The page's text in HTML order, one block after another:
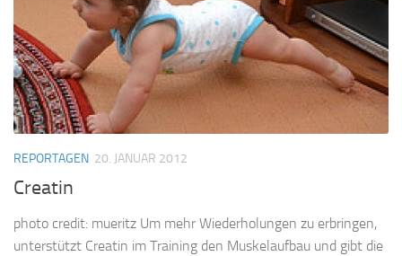
REPORTAGEN 20. JANUAR 2012
Creatin
photo credit: mueritz Um mehr Wiederholungen zu erbringen,
unterstützt Creatin im Training den Muskelaufbau und gibt die